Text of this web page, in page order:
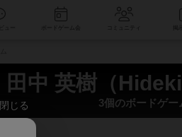
コミュニ
田中 英樹（Hideki
3個のボードゲー
閉じる